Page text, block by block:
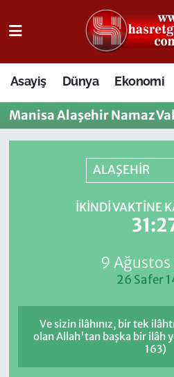
Asayiş Dünya Ekonomi
Manisa Alaşehir Namaz
ALAŞEHİR
İKINDI VAKTINE
9
26 Safer
Ve sizin ilâhınız, bir tek
olan Allah'tan başka bir ilâh
163)
Osmaniye Nöbetçi
Osmaniye Hava Durumu
Osmaniye Trafik
Süper Lig Puan
Son Dakika Haberleri
Haber Arşivi